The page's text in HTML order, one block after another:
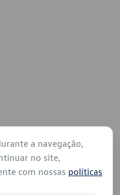
a navegação,
no site,
com nossas políticas